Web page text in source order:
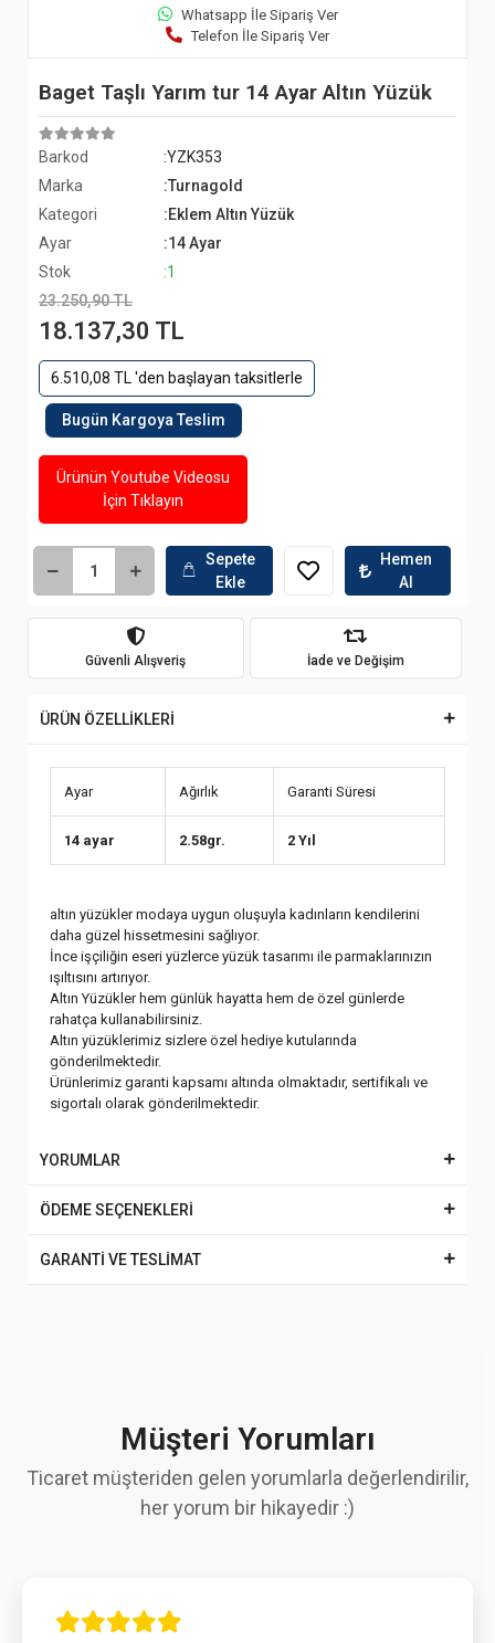
Whatsapp İle Sipariş Ver
Telefon İle Sipariş Ver
Baget Taşlı Yarım tur 14 Ayar Altın Yüzük
Barkod
:YZK353
Marka
:Turnagold
Kategori
:Eklem Altın Yüzük
Ayar
:14 Ayar
Stok
:1
23.250,90 TL
18.137,30 TL
6.510,08 TL 'den başlayan taksitlerle
Bugün Kargoya Teslim
Ürünün Youtube Videosu
İçin Tıklayın
Sepete
Ekle
Hemen
Al
Güvenli Alışveriş İade ve Değişim
ÜRÜN ÖZELLİKLERİ
Ayar Ağırlık Garanti Süresi
14 ayar 2.58gr. 2 Yıl
altın yüzükler modaya uygun oluşuyla kadınların kendilerini
daha güzel hissetmesini sağlıyor.
İnce işçiliğin eseri yüzlerce yüzük tasarımı ile parmaklarınızın
ışıltısını artırıyor.
Altın Yüzükler hem günlük hayatta hem de özel günlerde
rahatça kullanabilirsiniz.
Altın yüzüklerimiz sizlere özel hediye kutularında
gönderilmektedir.
Ürünlerimiz garanti kapsamı altında olmaktadır, sertifikalı ve
sigortalı olarak gönderilmektedir.
YORUMLAR
ÖDEME SEÇENEKLERİ
GARANTİ VE TESLİMAT
Müşteri Yorumları
Ticaret müşteriden gelen yorumlarla değerlendirilir,
her yorum bir hikayedir :)